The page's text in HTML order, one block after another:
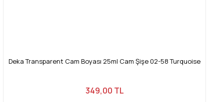
Deka Transparent Cam Boyası 25ml Cam Şişe 02-58 Turquoise
349,00 TL